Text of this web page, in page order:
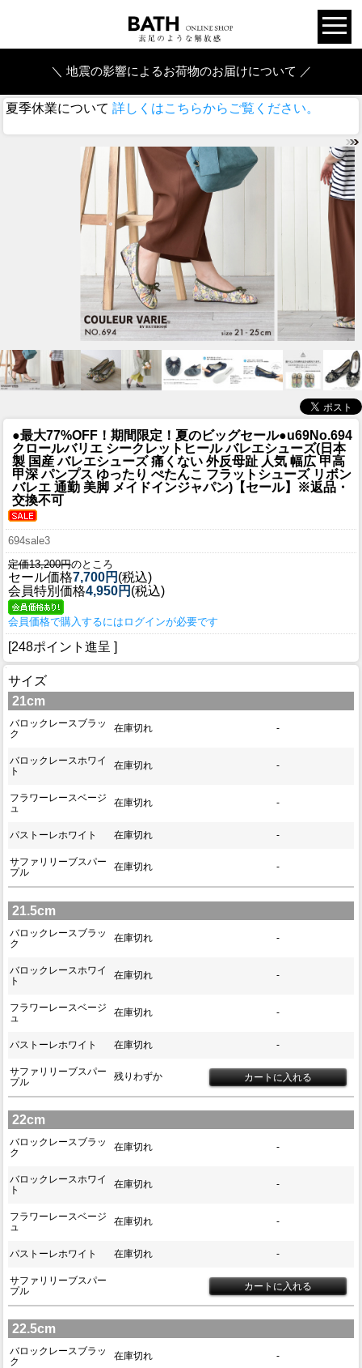
＼ 地震の影響によるお荷物のお届けについて ／
夏季休業について 詳しくはこちらからご覧ください。
●最大77%OFF！期間限定！夏のビッグセール●u69No.694
クロールバリエ シークレットヒール バレエシューズ(日本
製 国産 バレエシューズ 痛くない 外反母趾 人気 幅広 甲高
甲深 パンプス ゆったり ぺたんこ フラットシューズ リボン
バレエ 通勤 美脚 メイドインジャパン)【セール】※返品・
交換不可
694sale3
定価13,200円のところ
セール価格7,700円 (税込)
会員特別価格4,950円 (税込)
会員価格で購入するにはログインが必要です
[248ポイント進呈 ]
サイズ
21cm
バロックレースブラッ
ク
在庫切れ -
バロックレースホワイ
ト
在庫切れ -
フラワーレースベージ
ュ
在庫切れ -
パストーレホワイト 在庫切れ -
サファリリーブスパー
プル
在庫切れ -
21.5cm
バロックレースブラッ
ク
在庫切れ -
バロックレースホワイ
ト
在庫切れ -
フラワーレースベージ
ュ
在庫切れ -
パストーレホワイト 在庫切れ -
サファリリーブスパー
プル
残りわずか
22cm
バロックレースブラッ
ク
在庫切れ -
バロックレースホワイ
ト
在庫切れ -
フラワーレースベージ
ュ
在庫切れ -
パストーレホワイト 在庫切れ -
サファリリーブスパー
プル
22.5cm
バロックレースブラッ
ク
在庫切れ -